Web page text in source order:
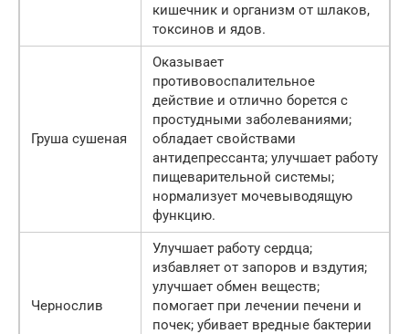
кишечник и организм от шлаков,
токсинов и ядов.
Груша сушеная
Оказывает
противовоспалительное
действие и отлично борется с
простудными заболеваниями;
обладает свойствами
антидепрессанта; улучшает работу
пищеварительной системы;
нормализует мочевыводящую
функцию.
Чернослив
Улучшает работу сердца;
избавляет от запоров и вздутия;
улучшает обмен веществ;
помогает при лечении печени и
почек; убивает вредные бактерии